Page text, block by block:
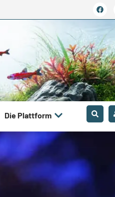
Die Plattform